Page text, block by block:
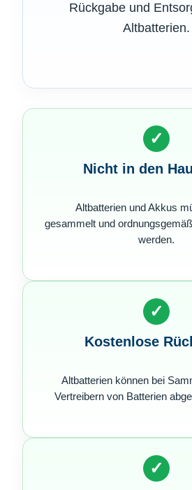
Rückgabe und
Altbatterien.
✓
Nicht in den
gesammelt und
werden.
✓
Kostenlose
Vertreibern von Batterien
✓